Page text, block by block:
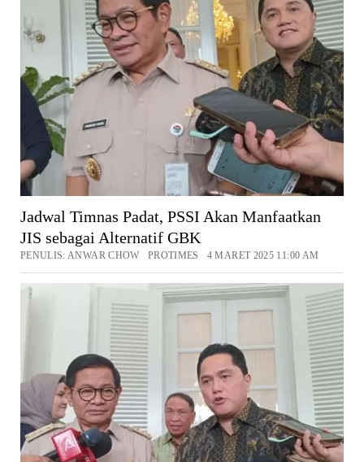
Jadwal Timnas Padat, PSSI Akan Manfaatkan
JIS sebagai Alternatif GBK
PENULIS: ANWAR CHOW PROTIMES 4 MARET 2025 11:00 AM